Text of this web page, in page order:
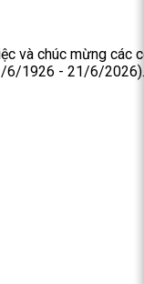
và chúc mừng các
6/1926 - 21/6/